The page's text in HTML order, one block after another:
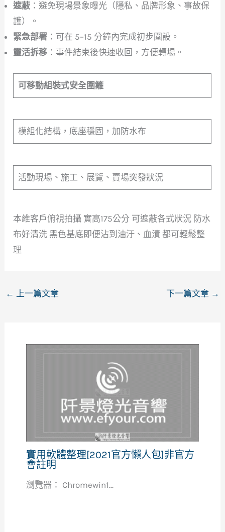
遮蔽 ：避免現場景象曝光（隱私、品牌形象、事故保
護）。
緊急部署 ：可在 5–15 分鐘內完成初步圍設。
靈活拆移 ：事件結束後快速收回，方便轉場。
可移動組裝式安全圍籬
模組化結構，底座穩固，加防水布
活動現場、施工、展覽、賣場突發狀況
本維客戶俯視拍攝 實高175公分 可遮蔽各式狀況 防水
布好清洗 黑色基底即便沾到油汙、血漬 都可輕鬆整
理
← 上一篇文章 下一篇文章 →
實用軟體整理[2021官方懶人包]非官方
會註明
瀏覽器： Chromewin1...